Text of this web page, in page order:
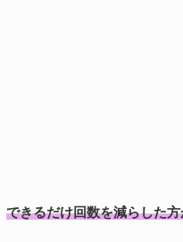
できるだけ回数を減らした